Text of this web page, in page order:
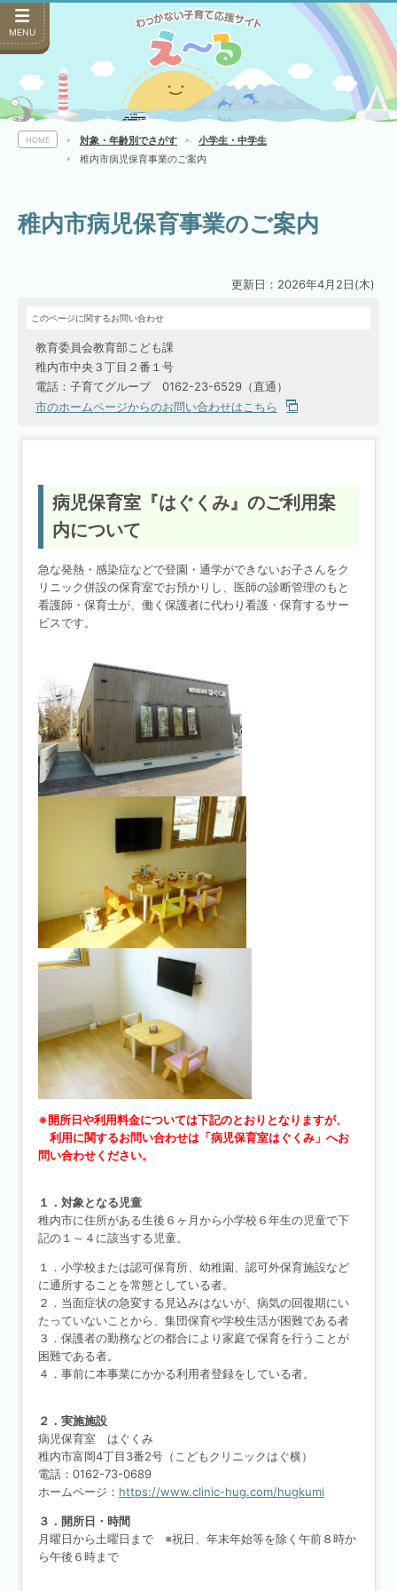
MENU
HOME 対象・年齢別でさがす
小学生・中学生
稚内市病児保育事業のご案内
稚内市病児保育事業のご案内
更新日：2026年4月2日(木)
このページに関するお問い合わせ
教育委員会教育部こども課
稚内市中央３丁目２番１号
電話：子育てグループ 0162-23-6529（直通）
市のホームページからのお問い合わせはこちら
病児保育室『はぐくみ』のご利用案
内について
急な発熱・感染症などで登園・通学ができないお子さんをク
リニック併設の保育室でお預かりし、医師の診断管理のもと
看護師・保育士が、働く保護者に代わり看護・保育するサー
ビスです。
※開所日や利用料金については下記のとおりとなりますが、
利用に関するお問い合わせは「病児保育室はぐくみ」へお
問い合わせください。
１．対象となる児童
稚内市に住所がある生後６ヶ月から小学校６年生の児童で下
記の１～４に該当する児童。
１．小学校または認可保育所、幼稚園、認可外保育施設など
に通所することを常態としている者。
２．当面症状の急変する見込みはないが、病気の回復期にい
たっていないことから、集団保育や学校生活が困難である者
３． 保護者の勤務などの都合により家庭で保育を行うことが
困難である者。
４． 事前に本事業にかかる利用者登録をしている者。
２．実施施設
病児保育室 はぐくみ
稚内市富岡4丁目3番2号（こどもクリニックはぐ横）
電話：0162-73-0689
ホームページ： https://www.clinic-hug.com/hugkumi
３．開所日・時間
月曜日から土曜日まで ※祝日、年末年始等を除く午前８時か
ら午後６時まで